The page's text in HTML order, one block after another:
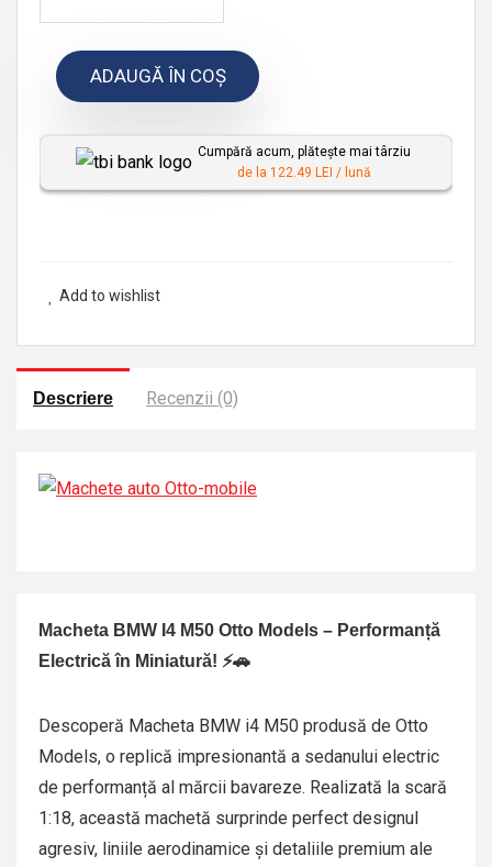
r
s
n
a
t
ADAUGĂ ÎN COȘ
Cumpără acum, plătește mai târziu
de la 122.49 LEI / lună
Add to wishlist
Descriere Recenzii (0)
Macheta BMW I4 M50 Otto Models – Performanță
Electrică în Miniatură! ⚡🚗
Descoperă Macheta BMW i4 M50 produsă de Otto
Models, o replică impresionantă a sedanului electric
de performanță al mărcii bavareze. Realizată la scară
1:18, această machetă surprinde perfect designul
agresiv, liniile aerodinamice și detaliile premium ale